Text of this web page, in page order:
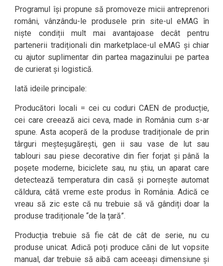
Programul își propune să promoveze micii antreprenori
români, vânzându-le produsele prin site-ul eMAG în
niște condiții mult mai avantajoase decât pentru
partenerii tradiționali din marketplace-ul eMAG și chiar
cu ajutor suplimentar din partea magazinului pe partea
de curierat și logistică.
Iată ideile principale:
Producători locali = cei cu coduri CAEN de producție,
cei care creează aici ceva, made in România cum s-ar
spune. Asta acoperă de la produse tradiționale de prin
târguri meșteșugărești, gen ii sau vase de lut sau
tablouri sau piese decorative din fier forjat și până la
poșete moderne, biciclete sau, nu știu, un aparat care
detectează temperatura din casă și pornește automat
căldura, câtă vreme este produs în România. Adică ce
vreau să zic este că nu trebuie să vă gândiți doar la
produse tradiționale “de la țară”.
Producția trebuie să fie cât de cât de serie, nu cu
produse unicat. Adică poți produce căni de lut vopsite
manual, dar trebuie să aibă cam aceeași dimensiune și